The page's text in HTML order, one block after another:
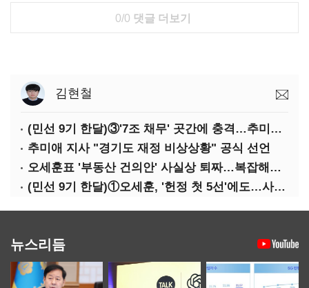
0/0 댓글 더보기
김현철
(민선 9기 한달)③'7조 채무' 곳간에 충격…추미애, 20년만에 '비상재정' 선언 승부수
추미애 지사 "경기도 재정 비상상황" 공식 선언
오세훈표 '부동산 건의안' 사실상 퇴짜…복잡해진 '재개발 31만호' 셈법
(민선 9기 한달)①오세훈, '헌정 첫 5선'에도…사법리스크·여소야대에 발목
뉴스리듬